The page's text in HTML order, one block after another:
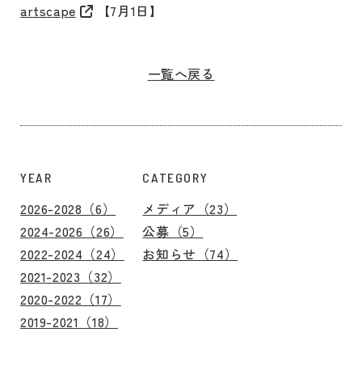
artscape
【7月1日】
一覧へ戻る
YEAR
2026-2028（6）
2024-2026（26）
2022-2024（24）
2021-2023（32）
2020-2022（17）
2019-2021（18）
CATEGORY
メディア（23）
公募（5）
お知らせ（74）